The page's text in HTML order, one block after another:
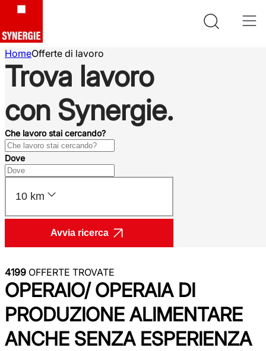
HomeOfferte di lavoro
Trova lavoro
con Synergie.
Che lavoro stai cercando?
Dove
10 km
Avvia ricerca
4199 OFFERTE TROVATE
OPERAIO/ OPERAIA DI
PRODUZIONE ALIMENTARE
ANCHE SENZA ESPERIENZA